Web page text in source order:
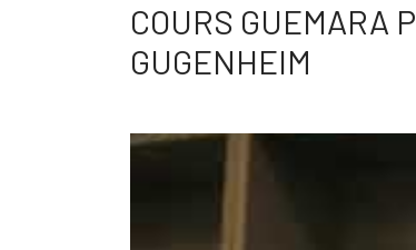
COURS GUEMARA
GUGENHEIM